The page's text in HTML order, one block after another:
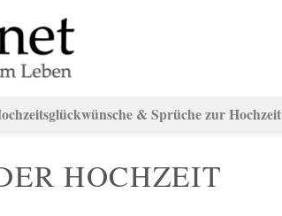
& Sprüche zur Hochzeit
HOCHZEIT